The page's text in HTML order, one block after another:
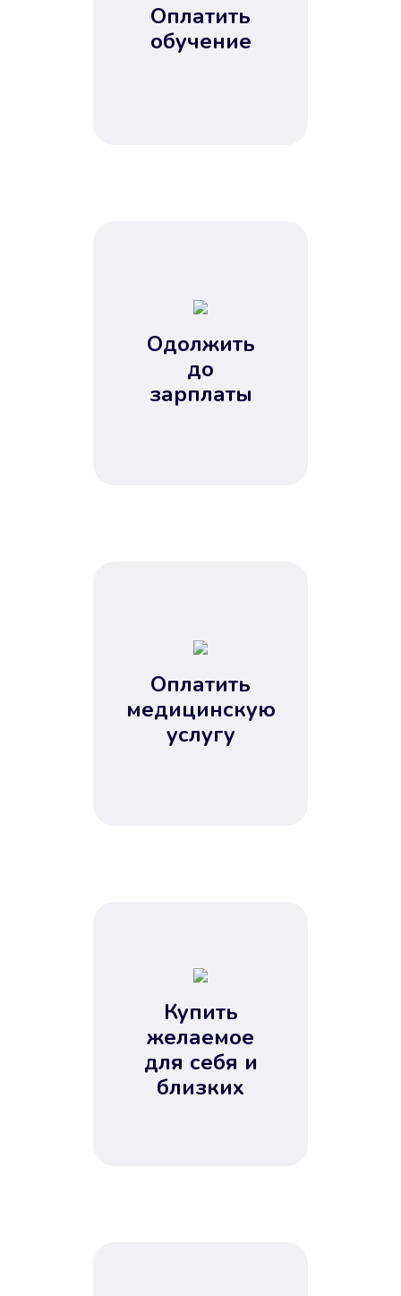
Оплатить
обучение
Одолжить
до
зарплаты
Оплатить
медицинскую
услугу
Купить
желаемое
для себя и
близких